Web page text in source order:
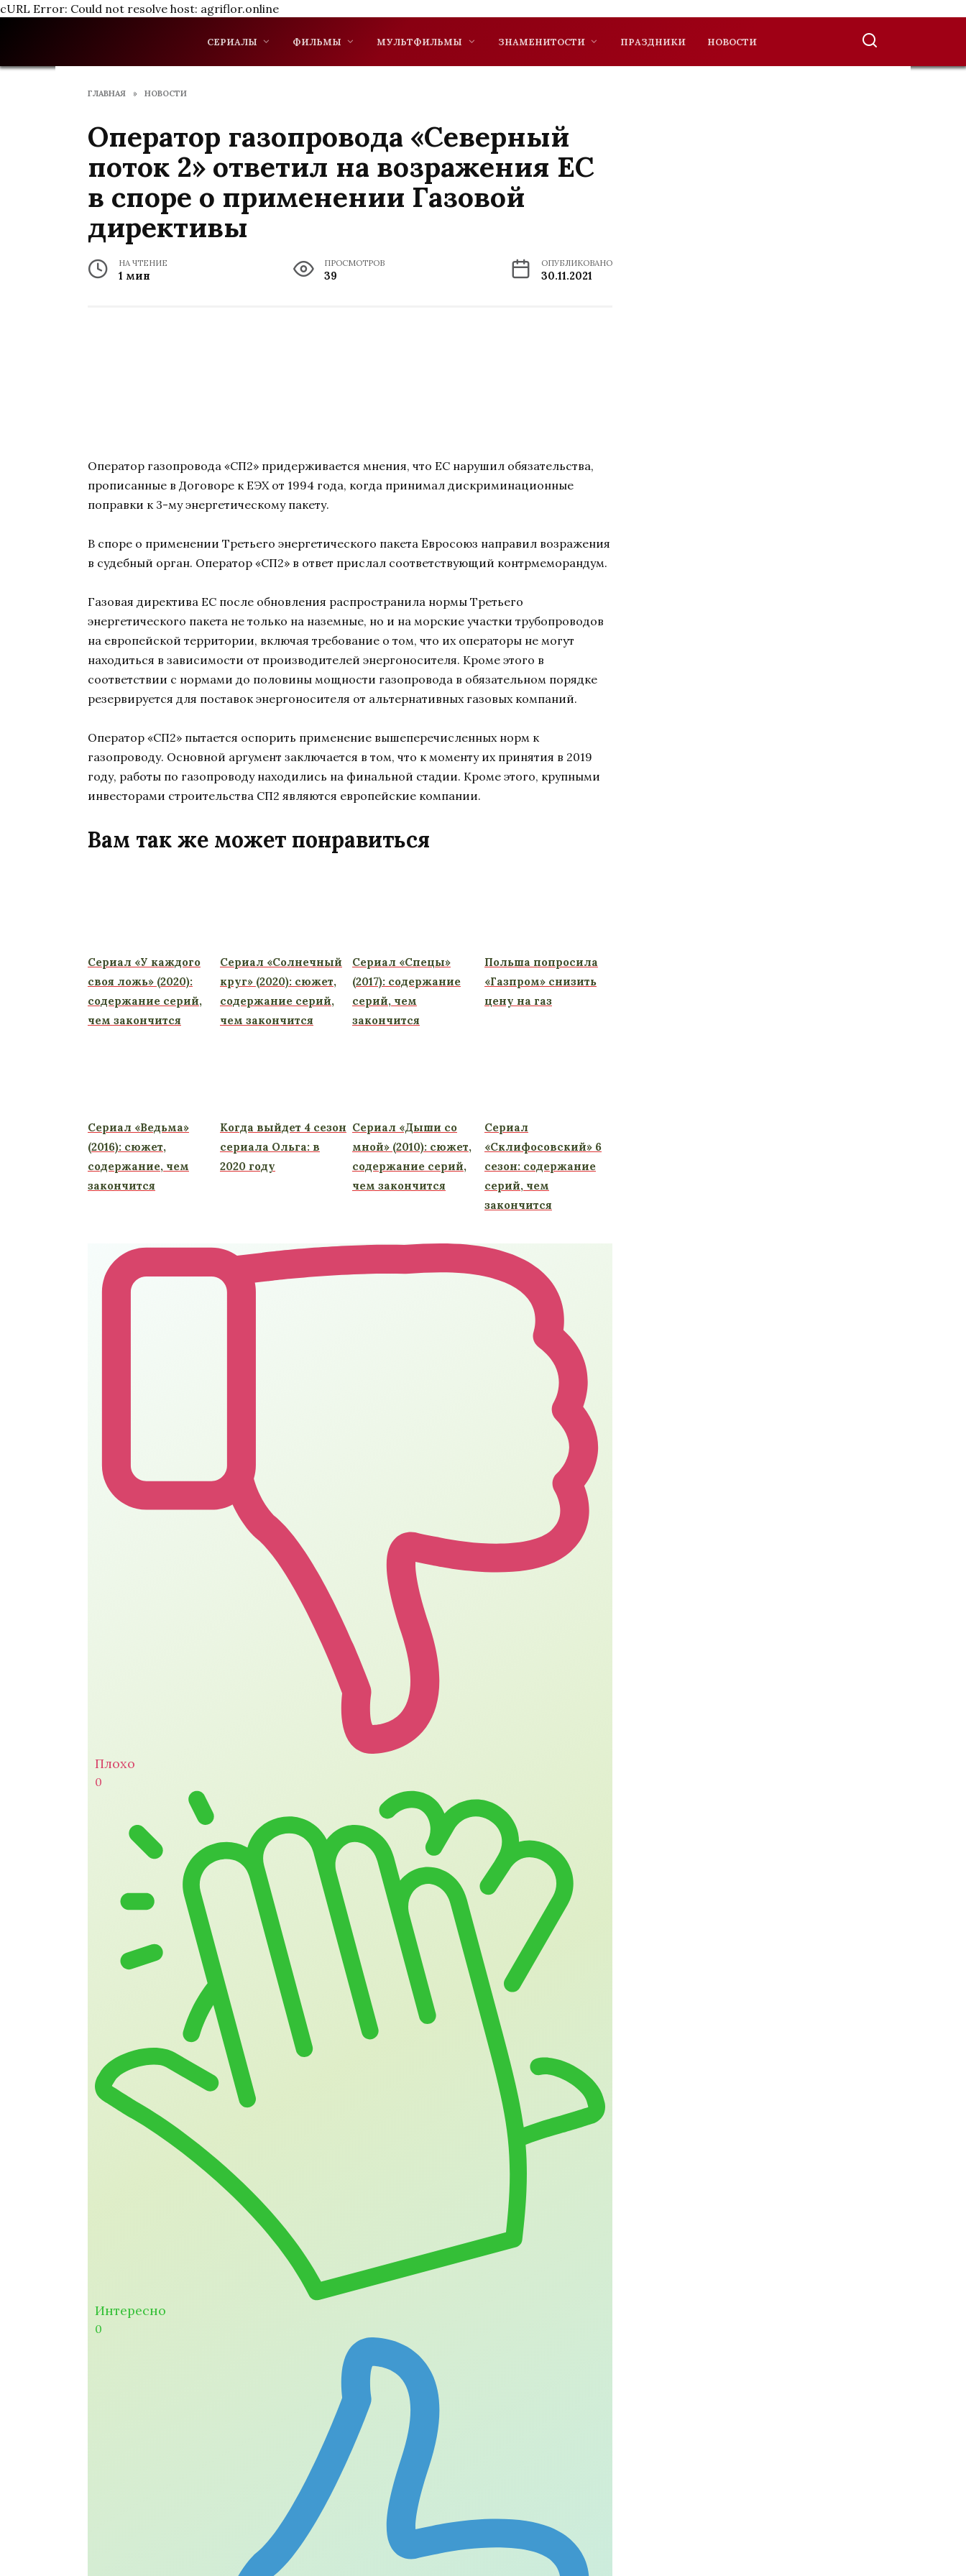
cURL Error: Could not resolve host: agriflor.online
СЕРИАЛЫ ФИЛЬМЫ МУЛЬТФИЛЬМЫ ЗНАМЕНИТОСТИ ПРАЗДНИКИ НОВОСТИ
ГЛАВНАЯ » НОВОСТИ
Оператор газопровода «Северный
поток 2» ответил на возражения ЕС
в споре о применении Газовой
директивы
НА ЧТЕНИЕ
1 мин
ПРОСМОТРОВ
39
ОПУБЛИКОВАНО
30.11.2021
Оператор газопровода «СП2» придерживается мнения, что ЕС нарушил обязательства,
прописанные в Договоре к ЕЭХ от 1994 года, когда принимал дискриминационные
поправки к 3-му энергетическому пакету.
В споре о применении Третьего энергетического пакета Евросоюз направил возражения
в судебный орган. Оператор «СП2» в ответ прислал соответствующий контрмеморандум.
Газовая директива ЕС после обновления распространила нормы Третьего
энергетического пакета не только на наземные, но и на морские участки трубопроводов
на европейской территории, включая требование о том, что их операторы не могут
находиться в зависимости от производителей энергоносителя. Кроме этого в
соответствии с нормами до половины мощности газопровода в обязательном порядке
резервируется для поставок энергоносителя от альтернативных газовых компаний.
Оператор «СП2» пытается оспорить применение вышеперечисленных норм к
газопроводу. Основной аргумент заключается в том, что к моменту их принятия в 2019
году, работы по газопроводу находились на финальной стадии. Кроме этого, крупными
инвесторами строительства СП2 являются европейские компании.
Вам так же может понравиться
Сериал «У каждого
своя ложь» (2020):
содержание серий,
чем закончится
Сериал «Солнечный
круг» (2020): сюжет,
содержание серий,
чем закончится
Сериал «Спецы»
(2017): содержание
серий, чем
закончится
Польша попросила
«Газпром» снизить
цену на газ
Сериал «Ведьма»
(2016): сюжет,
содержание, чем
закончится
Когда выйдет 4 сезон
сериала Ольга: в
2020 году
Сериал «Дыши со
мной» (2010): сюжет,
содержание серий,
чем закончится
Сериал
«Склифосовский» 6
сезон: содержание
серий, чем
закончится
Плохо
0
Интересно
0